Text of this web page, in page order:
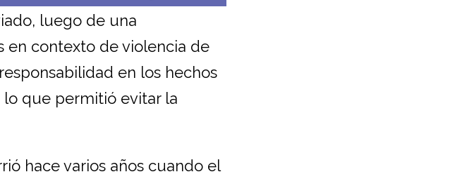
luego de una
en contexto de violencia de
en los hechos
que permitió evitar la
hace varios años cuando el